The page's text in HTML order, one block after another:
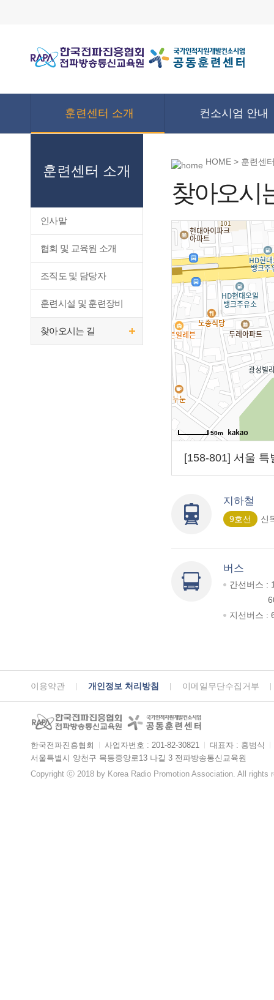
훈련센터 소개 컨소시엄 안내
훈련센터 소개
인사말
협회 및 교육원 소개
조직도 및 담당자
훈련시설 및 훈련장비
찾아오시는 길
HOME > 훈련센
찾아오시
50m
[158-801] 서울
지하철
9호선 신
버스
간선버스 :
지선버스 :
이용약관 개인정보 처리방침 이메일무단수집거부
한국전파진흥협회 사업자번호 : 201-82-30821 대표자 : 홍범식
서울특별시 양천구 목동중앙로13 나길 3 전파방송통신교육원
Copyright ⓒ 2018 by Korea Radio Promotion Association. All rights